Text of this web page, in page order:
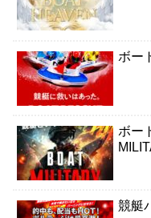
ボー
ボー
競艇